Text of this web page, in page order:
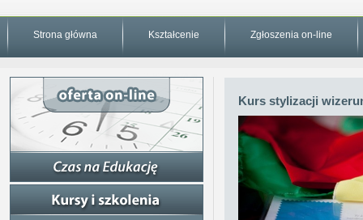
Strona główna Kształcenie Zgłoszenia on-line
Kurs stylizacji